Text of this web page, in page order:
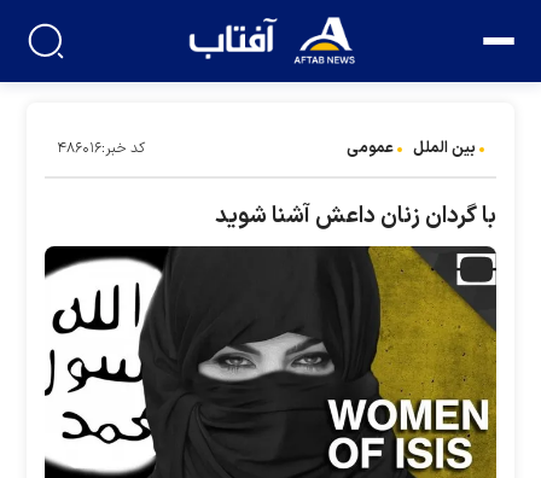
بین الملل عمومی کد خبر:۴۸۶۰۱۶
با گردان زنان داعش آشنا شوید